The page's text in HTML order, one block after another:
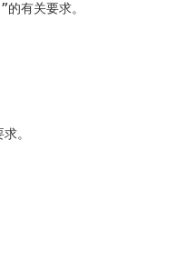
的有关要求。
。